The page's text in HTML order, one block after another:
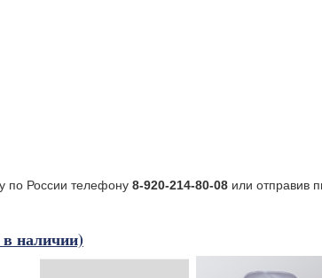
по России телефону 8-920-214-80-08 или отправив
наличии)